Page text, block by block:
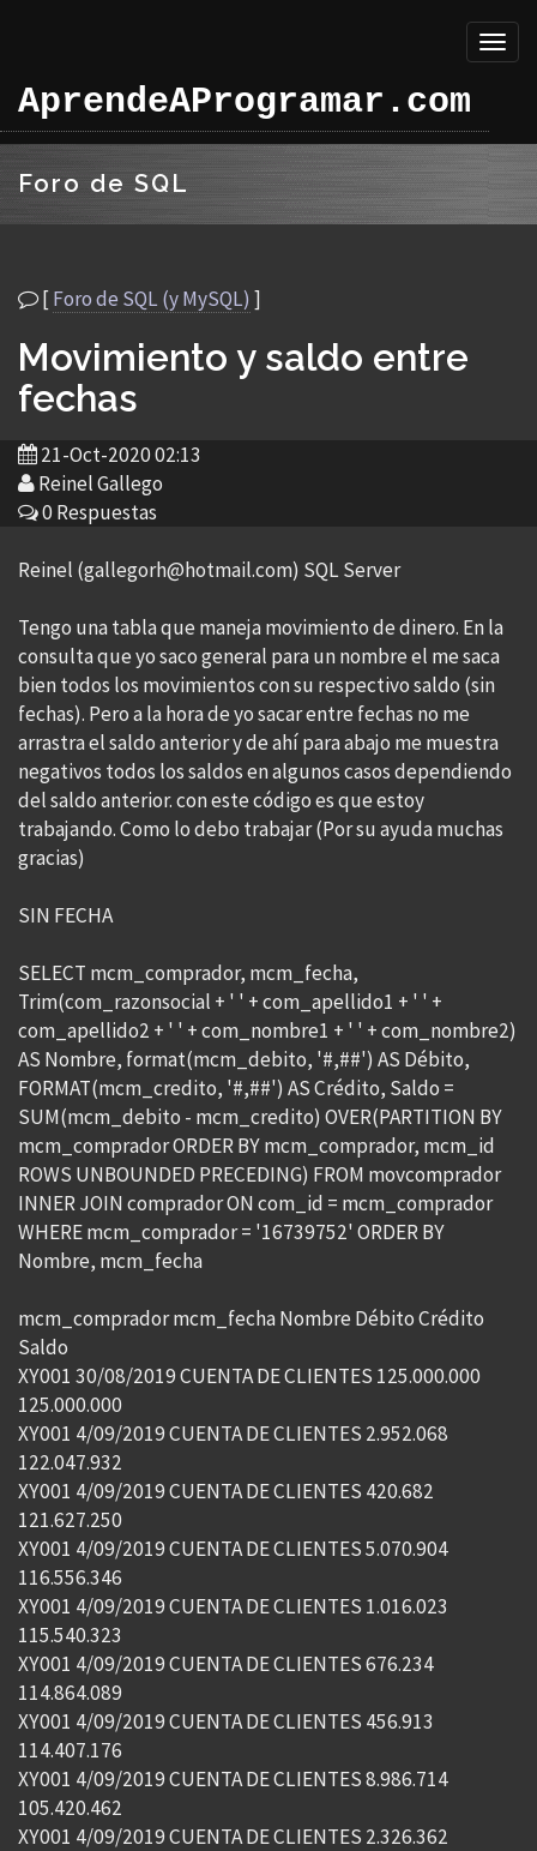
AprendeAProgramar.com
Foro de SQL
[Foro de SQL (y MySQL) ]
Movimiento y saldo entre
fechas
21-Oct-2020 02:13
Reinel Gallego
0 Respuestas
Reinel (gallegorh@hotmail.com) SQL Server
Tengo una tabla que maneja movimiento de dinero. En la
consulta que yo saco general para un nombre el me saca
bien todos los movimientos con su respectivo saldo (sin
fechas). Pero a la hora de yo sacar entre fechas no me
arrastra el saldo anterior y de ahí para abajo me muestra
negativos todos los saldos en algunos casos dependiendo
del saldo anterior. con este código es que estoy
trabajando. Como lo debo trabajar (Por su ayuda muchas
gracias)
SIN FECHA
SELECT mcm_comprador, mcm_fecha,
Trim(com_razonsocial + ' ' + com_apellido1 + ' ' +
com_apellido2 + ' ' + com_nombre1 + ' ' + com_nombre2)
AS Nombre, format(mcm_debito, '#,##') AS Débito,
FORMAT(mcm_credito, '#,##') AS Crédito, Saldo =
SUM(mcm_debito - mcm_credito) OVER(PARTITION BY
mcm_comprador ORDER BY mcm_comprador, mcm_id
ROWS UNBOUNDED PRECEDING) FROM movcomprador
INNER JOIN comprador ON com_id = mcm_comprador
WHERE mcm_comprador = '16739752' ORDER BY
Nombre, mcm_fecha
mcm_comprador mcm_fecha Nombre Débito Crédito
Saldo
XY001 30/08/2019 CUENTA DE CLIENTES 125.000.000
125.000.000
XY001 4/09/2019 CUENTA DE CLIENTES 2.952.068
122.047.932
XY001 4/09/2019 CUENTA DE CLIENTES 420.682
121.627.250
XY001 4/09/2019 CUENTA DE CLIENTES 5.070.904
116.556.346
XY001 4/09/2019 CUENTA DE CLIENTES 1.016.023
115.540.323
XY001 4/09/2019 CUENTA DE CLIENTES 676.234
114.864.089
XY001 4/09/2019 CUENTA DE CLIENTES 456.913
114.407.176
XY001 4/09/2019 CUENTA DE CLIENTES 8.986.714
105.420.462
XY001 4/09/2019 CUENTA DE CLIENTES 2.326.362